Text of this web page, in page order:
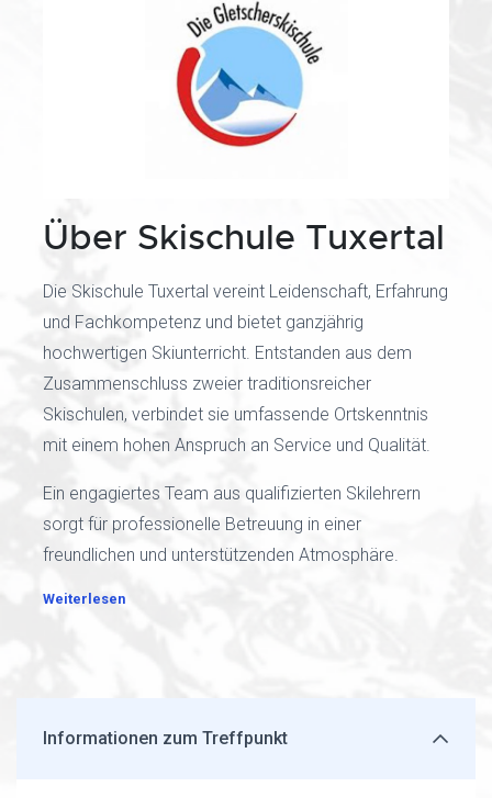
Über Skischule Tuxertal
Die Skischule Tuxertal vereint Leidenschaft, Erfahrung
und Fachkompetenz und bietet ganzjährig
hochwertigen Skiunterricht. Entstanden aus dem
Zusammenschluss zweier traditionsreicher
Skischulen, verbindet sie umfassende Ortskenntnis
mit einem hohen Anspruch an Service und Qualität.
Ein engagiertes Team aus qualifizierten Skilehrern
sorgt für professionelle Betreuung in einer
freundlichen und unterstützenden Atmosphäre.
Weiterlesen
Informationen zum Treffpunkt